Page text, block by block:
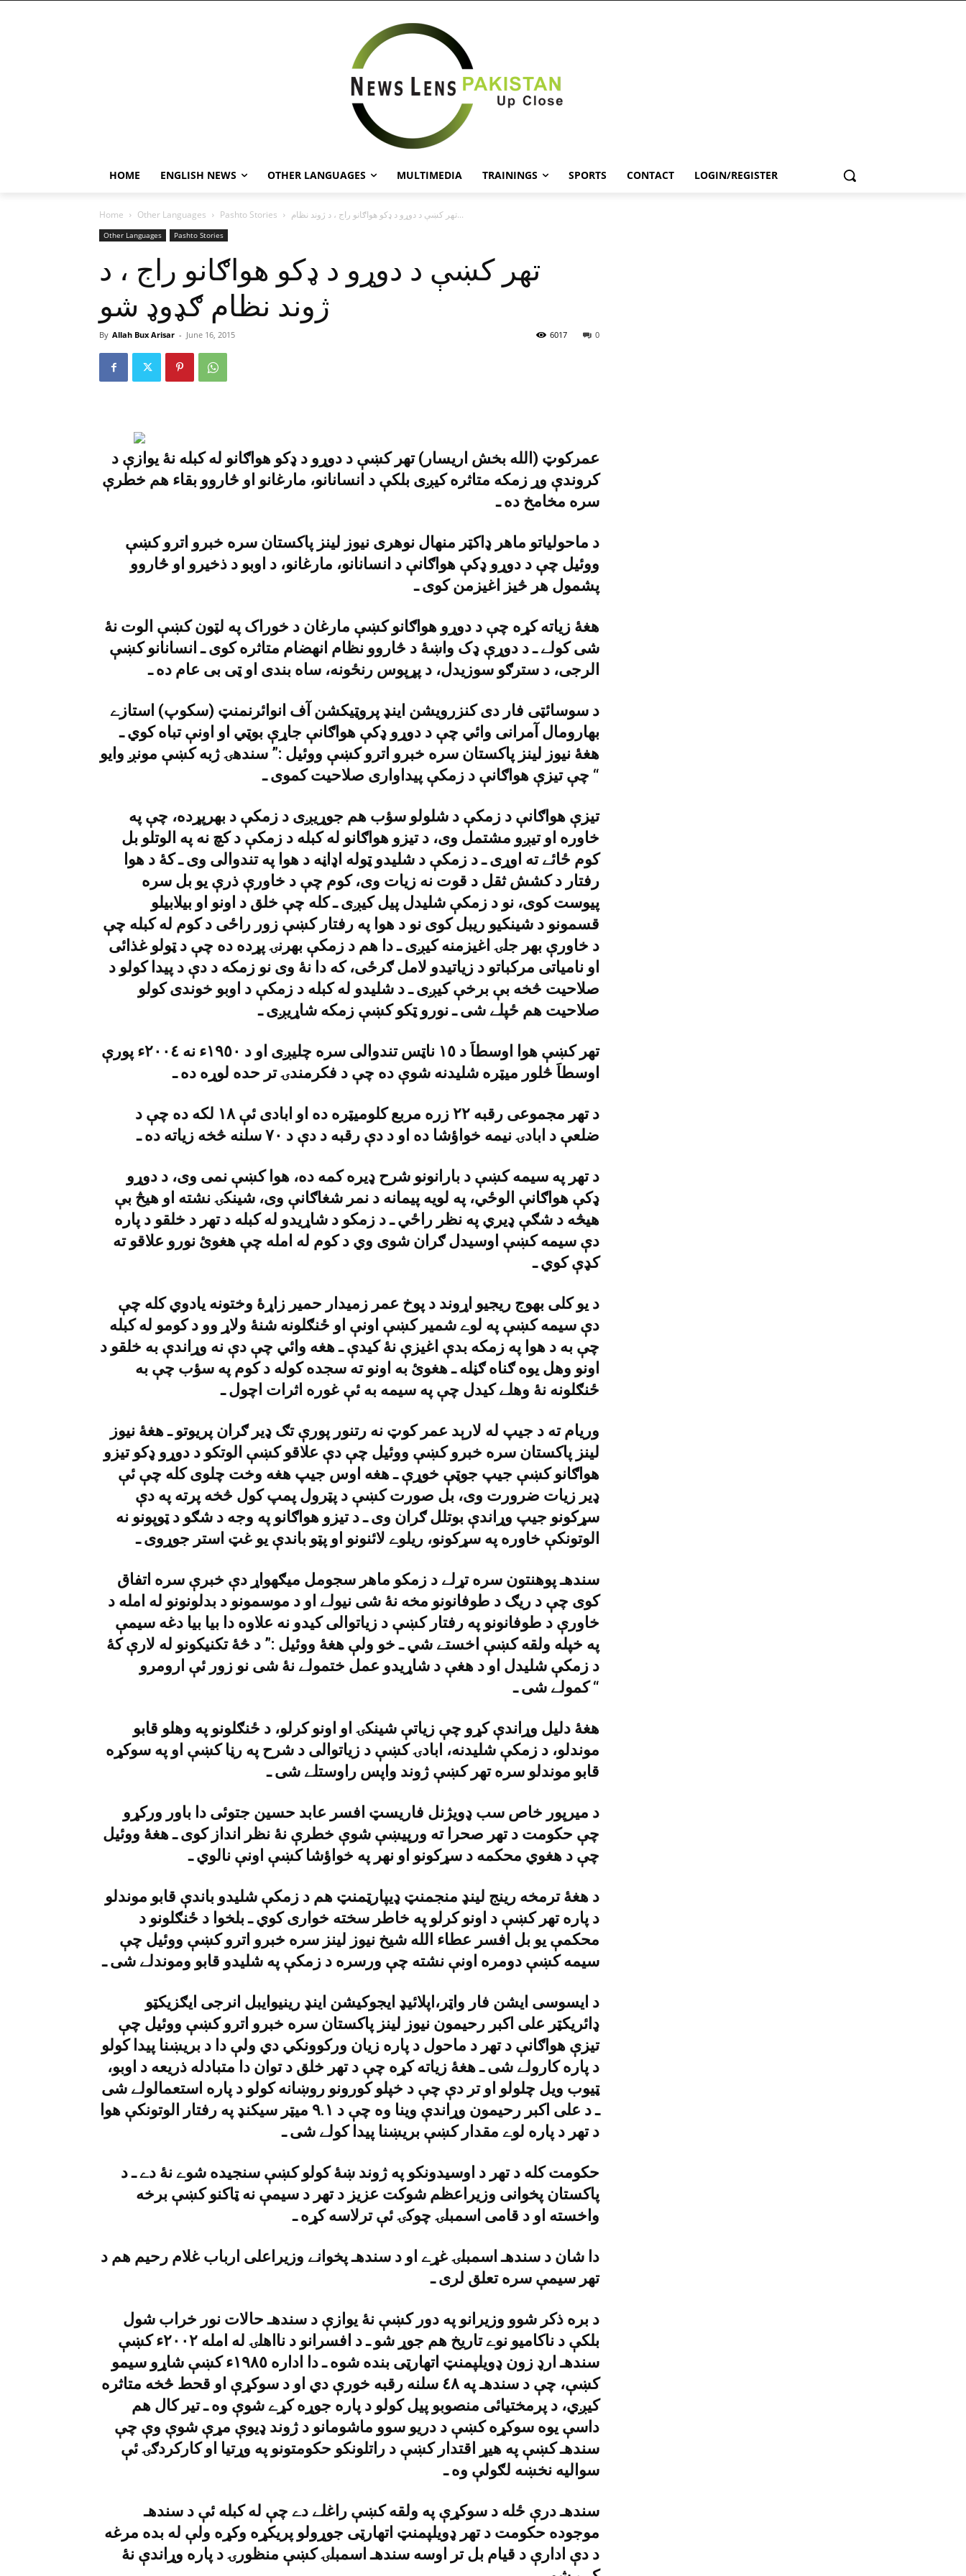
HOME ENGLISH NEWS OTHER LANGUAGES MULTIMEDIA TRAININGS SPORTS CONTACT LOGIN/REGISTER
Home Other Languages Pashto Stories تهر کښې د دوړو د ډکو هواګانو راج ، د ژوند نظام...
Other Languages Pashto Stories
تهر کښې د دوړو د ډکو هواګانو راج ، د
ژوند نظام ګډوډ شو
By Allah Bux Arisar - June 16, 2015 0
6017
عمرکوټ (الله بخش اريسار) تهر کښې د دوړو د ډکو هواګانو له کبله نۀ يوازې د
کروندې وړ زمکه متاثره کيږى بلکې د انسانانو، مارغانو او څاروو بقاء هم خطرې
سره مخامخ ده ـ
د ماحولياتو ماهر ډاکټر منهال نوهرى نيوز لينز پاکستان سره خبرو اترو کښې
ووئيل چې د دوړو ډکې هواګانې د انسانانو، مارغانو، د اوبو د ذخيرو او څاروو
پشمول هر څيز اغيزمن کوى ـ
هغۀ زياته کړه چې د دوړو هواګانو کښې مارغان د خوراک په لټون کښې الوت نۀ
شى کولے ـ د دوړې ډک واښۀ د څاروو نظام انهضام متاثره کوى ـ انسانانو کښې
الرجى، د سترګو سوزيدل، د پړپوس رنځونه، ساه بندى او ټى بى عام ده ـ
د سوسائټى فار دى کنزرويشن اينډ پروټيکشن آف انوائرنمنټ (سکوپ) استازے
بهارومال آمرانى وائي چې د دوړو ډکې هواګانې جاړې بوټي او اونې تباه کوي ـ
هغۀ نيوز لينز پاکستان سره خبرو اترو کښې ووئيل :” سندهۍ ژبه کښې مونږ وايو
چې تيزې هواګانې د زمکې پيداوارى صلاحيت کموى ـ “
تيزې هواګانې د زمکې د شلولو سؤب هم جوړيږى د زمکې د بهرپړده، چې په
خاوره او تيږو مشتمل وى، د تيزو هواګانو له کبله د زمکې د کچ نه په الوتلو بل
کوم ځائے ته اوړى ـ د زمکې د شليدو ټوله اډاڼه د هوا په تندوالى وى ـ کۀ د هوا
رفتار د کشش ثقل د قوت نه زيات وى، کوم چې د خاورې ذرې يو بل سره
پيوست کوى، نو د زمکې شليدل پيل کيږى ـ کله چې خلق د اونو او بيلابيلو
قسمونو د شينکيو ريبل کوى نو د هوا په رفتار کښې زور راځى د کوم له کبله چې
د خاورې بهر جلۍ اغيزمنه کيږى ـ دا هم د زمکې بهرنۍ پړده ده چې د ټولو غذائى
او نامياتى مرکباتو د زياتيدو لامل ګرځى، که دا نۀ وى نو زمکه د دې د پيدا کولو د
صلاحيت څخه بې برخې کيږى ـ د شليدو له کبله د زمکې د اوبو خوندى کولو
صلاحيت هم ځپلے شى ـ نورو ټکو کښې زمکه شاړيږى ـ
تهر کښې هوا اوسطاَ د ١٥ ناټس تندوالى سره چليږى او د ١٩٥٠ء نه ٢٠٠٤ء پورې
اوسطاَ څلور ميټره شليدنه شوې ده چې د فکرمندۍ تر حده لوړه ده ـ
د تهر مجموعى رقبه ٢٢ زره مربع کلوميټره ده او ابادى ئې ١٨ لکه ده چې د
ضلعې د ابادۍ نيمه خواؤشا ده او د دې رقبه د دې د ٧٠ سلنه څخه زياته ده ـ
د تهر په سيمه کښې د بارانونو شرح ډيره کمه ده، هوا کښې نمى وى، د دوړو
ډکې هواګانې الوځي، په لويه پيمانه د نمر شغاګانې وى، شينکۍ نشته او هيڅ بې
هيڅه د شګې ډيري په نظر راځي ـ د زمکو د شاړيدو له کبله د تهر د خلقو د پاره
دې سيمه کښې اوسيدل ګران شوى وي د کوم له امله چې هغوئ نورو علاقو ته
کډې کوي ـ
د يو کلى بهوج ريجيو اړوند د پوخ عمر زميدار حمير زاړۀ وختونه يادوي کله چې
دې سيمه کښې په لوے شمير کښې اونې او ځنګلونه شنۀ ولاړ وو د کومو له کبله
چې به د هوا په زمکه بدې اغيزې نۀ کيدې ـ هغه وائي چې دې نه وړاندې به خلقو د
اونو وهل يوه ګناه ګڼله ـ هغوئ به اونو ته سجده کوله د کوم په سؤب چې به
ځنګلونه نۀ وهلے کيدل چې په سيمه به ئې غوره اثرات اچول ـ
وريام ته د جيپ له لارېد عمر کوټ نه رتنور پورې تګ ډير ګران پريوتو ـ هغۀ نيوز
لينز پاکستان سره خبرو کښې ووئيل چې دې علاقو کښې الوتکو د دوړو ډکو تيزو
هواګانو کښې جيپ جوټې خوړې ـ هغه اوس جيپ هغه وخت چلوى کله چې ئې
ډير زيات ضرورت وى، بل صورت کښې د پټرول پمپ کول څخه پرته په دې
سړکونو جيپ وړاندې بوتلل ګران وى ـ د تيزو هواګانو په وجه د شګو د ټوپونو نه
الوتونکې خاوره په سړکونو، ريلوے لائنونو او پټو باندې يو غټ استر جوړوى ـ
سندهـ پوهنتون سره تړلے د زمکو ماهر سجومل ميګهواړ دې خبرې سره اتفاق
کوى چې د ريګ د طوفانونو مخه نۀ شى نيولے او د موسمونو د بدلونونو له امله د
خاورې د طوفانونو په رفتار کښې د زياتوالى کيدو نه علاوه دا بيا بيا دغه سيمې
په خپله ولقه کښې اخستے شي ـ خو ولې هغۀ ووئيل :” د څۀ تکنيکونو له لارې کۀ
د زمکې شليدل او د هغې د شاړيدو عمل ختمولے نۀ شى نو زور ئې ارومرو
کمولے شى ـ “
هغۀ دليل وړاندې کړو چې زياتې شينکۍ او اونو کرلو، د ځنګلونو په وهلو قابو
موندلو، د زمکې شليدنه، ابادۍ کښې د زياتوالى د شرح په رڼا کښې او په سوکړه
قابو موندلو سره تهر کښې ژوند واپس راوستلے شى ـ
د ميرپور خاص سب ډويژنل فاريسټ افسر عابد حسين جتوئى دا باور ورکړو
چې حکومت د تهر صحرا ته ورپيښې شوې خطرې نۀ نظر انداز کوى ـ هغۀ ووئيل
چې د هغوي محکمه د سړکونو او نهر په خواؤشا کښې اونې نالوي ـ
د هغۀ ترمخه رينج لينډ منجمنټ ډيپارټمنټ هم د زمکې شليدو باندې قابو موندلو
د پاره تهر کښې د اونو کرلو په خاطر سخته خوارى کوي ـ بلخوا د ځنګلونو د
محکمې يو بل افسر عطاء الله شيخ نيوز لينز سره خبرو اترو کښې ووئيل چې
سيمه کښې دومره اونې نشته چې ورسره د زمکې په شليدو قابو وموندلے شى ـ
د ايسوسى ايشن فار واټر،اپلائيډ ايجوکيشن اينډ رينيوايبل انرجى ايګزيکټو
ډائريکټر على اکبر رحيمون نيوز لينز پاکستان سره خبرو اترو کښې ووئيل چې
تيزې هواګانې د تهر د ماحول د پاره زيان ورکوونکي دي ولې دا د بريښنا پيدا کولو
د پاره کارولے شى ـ هغۀ زياته کړه چې د تهر خلق د توان دا متبادله ذريعه د اوبو،
ټيوب ويل چلولو او تر دې چې د خپلو کورونو روښانه کولو د پاره استعمالولے شى
ـ د على اکبر رحيمون وړاندې وينا وه چې د ٩.١ ميټر سيکنډ په رفتار الوتونکې هوا
د تهر د پاره لوے مقدار کښې بريښنا پيدا کولے شى ـ
حکومت کله د تهر د اوسيدونکو په ژوند ښۀ کولو کښې سنجيده شوے نۀ دے ـ د
پاکستان پخوانى وزيراعظم شوکت عزيز د تهر د سيمې نه ټاکنو کښې برخه
واخسته او د قامى اسمبلۍ چوکۍ ئې ترلاسه کړه ـ
دا شان د سندهـ اسمبلۍ غړے او د سندهـ پخوانے وزيراعلى ارباب غلام رحيم هم د
تهر سيمې سره تعلق لرى ـ
د بره ذکر شوو وزيرانو په دور کښې نۀ يوازې د سندهـ حالات نور خراب شول
بلکې د ناکاميو نوے تاريخ هم جوړ شو ـ د افسرانو د نااهلۍ له امله ٢٠٠٢ء کښې
سندهـ ارډ زون ډويلپمنټ اتهارټى بنده شوه ـ دا اداره ١٩٨٥ء کښې شاړو سيمو
کښې، چې د سندهـ په ٤٨ سلنه رقبه خورې دي او د سوکړې او قحط څخه متاثره
کيږي، د پرمختيائى منصوبو پيل کولو د پاره جوړه کړے شوې وه ـ تير کال هم
داسې يوه سوکړه کښې د دريو سوو ماشومانو د ژوند ډيوې مړې شوې وې چې
سندهـ کښې په هيړ اقتدار کښې د راتلونکو حکومتونو په وړتيا او کارکردګۍ ئې
سواليه نخښه لګولې وه ـ
سندهـ درې ځله د سوکړې په ولقه کښې راغلے دے چې له کبله ئې د سندهـ
موجوده حکومت د تهر ډويلپمنټ اتهارټى جوړولو پريکړه وکړه ولې له بده مرغه
د دې ادارې د قيام بل تر اوسه سندهـ اسمبلۍ کښې منظورۍ د پاره وړاندې نۀ